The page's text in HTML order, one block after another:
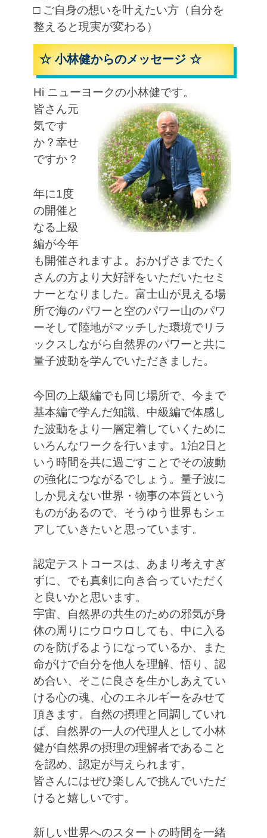
□ ご自身の想いを叶えたい方（自分を
整えると現実が変わる）
☆ 小林健からのメッセージ ☆
Hi ニューヨークの小林健です。
皆さん元
気です
か？幸せ
ですか？
年に1度
の開催と
なる上級
編が今年
も開催されますよ。おかげさまでたく
さんの方より大好評をいただいたセミ
ナーとなりました。富士山が見える場
所で海のパワーと空のパワー山のパワ
ーそして陸地がマッチした環境でリラ
ックスしながら自然界のパワーと共に
量子波動を学んでいただきました。
今回の上級編でも同じ場所で、今まで
基本編で学んだ知識、中級編で体感し
た波動をより一層定着していくために
いろんなワークを行います。1泊2日と
いう時間を共に過ごすことでその波動
の強化につながるでしょう。量子波に
しか見えない世界・物事の本質という
ものがあるので、そうゆう世界もシェ
アしていきたいと思っています。
認定テストコースは、あまり考えすぎ
ずに、でも真剣に向き合っていただく
と良いかと思います。
宇宙、自然界の共生のための邪気が身
体の周りにウロウロしても、中に入る
のを防げるようになっているか、また
命がけで自分を他人を理解、悟り、認
め合い、そこに良さを生かしあえてい
ける心の魂、心のエネルギーをみせて
頂きます。自然の摂理と同調していれ
ば、自然界の一人の代理人として小林
健が自然界の摂理の理解者であること
を認め、認定が与えられます。
皆さんにはぜひ楽しんで挑んでいただ
けると嬉しいです。
新しい世界へのスタートの時間を一緒